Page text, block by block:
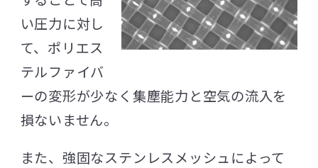
い圧力に対し
て、ポリエス
テルファイバ
ーの変形が少なく集塵能力と空気の流入を
損ないません。
また、強固なステンレスメッシュによって